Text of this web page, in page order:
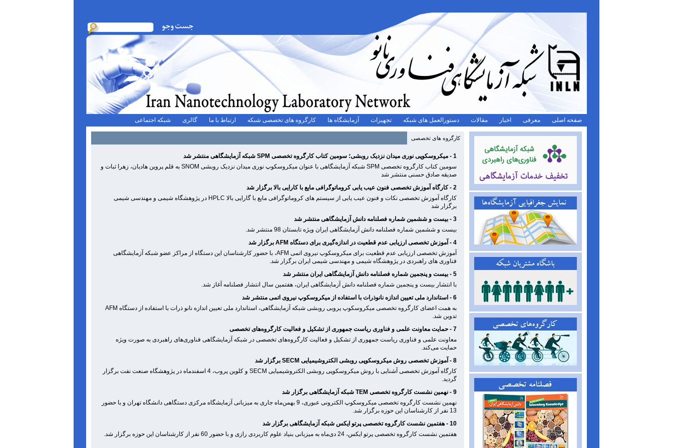
صفحه اصلی معرفی اخبار مقالات دستورالعمل های شبکه تجهیزات آزمایشگاه ها کارگروه های تخصصی شبکه ارتباط با ما گالری شبکه اجتماعی
کارگروه های تخصصی
1 - میکروسکوپی نوری میدان نزدیک روبشی؛ سومین کتاب کارگروه تخصصی SPM شبکه آزمایشگاهی منتشر شد
سومین کتاب کارگروه تخصصی SPM شبکه آزمایشگاهی با عنوان میکروسکوپ نوری میدان نزدیک روبشی SNOM به قلم پروین هادیان، زهرا ثبات و
صدیقه صادق حسنی منتشر شد
2 - کارگاه آموزش تخصصی فنون عیب یابی کروماتوگرافی مایع با کارایی بالا برگزار شد
کارگاه آموزش تخصصی نکات و فنون عیب یابی از سیستم های کروماتوگرافی مایع با گارایی بالا HPLC در پژوهشگاه شیمی و مهندسی شیمی
برگزار شد
3 - بیست و ششمین شماره فصلنامه دانش آزمایشگاهی منتشر شد
بیست و ششمین شماره فصلنامه دانش آزمایشگاهی ایران ویژه تابستان 98 منتشر شد.
4 - آموزش تخصصی ارزیابی عدم قطعیت در اندازه‌گیری برای دستگاه AFM برگزار شد
آموزش تخصصی ارزیابی عدم قطعیت برای میکروسکوپ نیروی اتمی AFM، با حضور کارشناسان این دستگاه از مراکز عضو شبکه آزمایشگاهی
فناوری های راهبردی در پژوهشگاه شیمی و مهندسی شیمی ایران برگزار شد.
5 - بیست و پنجمین شماره فصلنامه دانش آزمایشگاهی ایران منتشر شد
با انتشار بیست و پنجمین شماره فصلنامه دانش آزمایشگاهی ایران، هفتمین سال انتشار فصلنامه آغاز شد.
6 - استاندارد ملی تعیین اندازه نانوذرات با استفاده از میکروسکوپ نیروی اتمی منتشر شد
به همت اعضای کارگروه تخصصی میکروسکوپ پروبی روبشی شبکه آزمایشگاهی، استاندارد ملی تعیین اندازه نانو ذرات با استفاده از دستگاه AFM
تدوین شد.
7 - حمایت معاونت علمی و فناوری ریاست جمهوری از تشکیل و فعالیت کارگروه‌های تخصصی
معاونت علمی و فناوری ریاست جمهوری از تشکیل و فعالیت کارگروه‌های تخصصی در شبکه آزمایشگاهی فناوری‌های راهبردی به صورت ویژه
حمایت می‌کند.
8 - آموزش تخصصی روش میکروسکوپی روبشی الکتروشیمیایی SECM برگزار شد
کارگاه آموزش تخصصی آشنایی با روش میکروسکوپی روبشی الکتروشیمیایی SECM و کلوین پروب، 4 اسفندماه در پژوهشگاه صنعت نفت برگزار
گردید.
9 - نهمین نشست کارگروه تخصصی TEM شبکه آزمایشگاهی برگزار شد
نهمین نشست کارگروه تخصصی میکروسکوپ الکترونی عبوری، 9 بهمن‌ماه جاری به میزبانی آزمایشگاه مرکزی دستگاهی دانشگاه تهران و با حضور
13 نفر از کارشناسان این حوزه برگزار شد.
10 - هفتمین نشست کارگروه تخصصی پرتو ایکس شبکه آزمایشگاهی برگزار شد
هفتمین نشست کارگروه تخصصی پرتو ایکس، 24 دی‌ماه به میزبانی بنیاد علوم کاربردی رازی و با حضور 60 نفر از کارشناسان این حوزه برگزار شد.